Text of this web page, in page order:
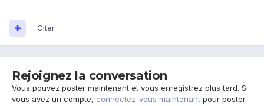
Citer
Rejoignez la conversation
Vous pouvez poster maintenant et vous enregistrez plus tard. Si
vous avez un compte, connectez-vous maintenant pour poster.